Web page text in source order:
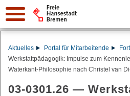
Suche:
Aktuelles Portal für Mitarbeitende
Werkstattpädagogik: Impulse zum
Waterkant-Philosophie nach Christel van
03-0301.26 —